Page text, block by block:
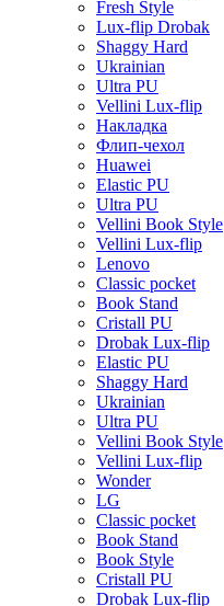
Fresh Style
Lux-flip Drobak
Shaggy Hard
Ukrainian
Ultra PU
Vellini Lux-flip
Накладка
Флип-чехол
Huawei
Elastic PU
Ultra PU
Vellini Book Style
Vellini Lux-flip
Lenovo
Classic pocket
Book Stand
Cristall PU
Drobak Lux-flip
Elastic PU
Shaggy Hard
Ukrainian
Ultra PU
Vellini Book Style
Vellini Lux-flip
Wonder
LG
Classic pocket
Book Stand
Book Style
Cristall PU
Drobak Lux-flip